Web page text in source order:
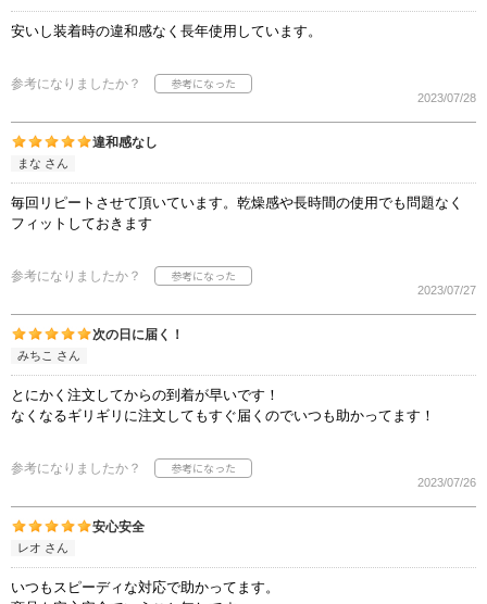
安いし装着時の違和感なく長年使用しています。
参考になりましたか？
2023/07/28
違和感なし
まな さん
毎回リピートさせて頂いています。乾燥感や長時間の使用でも問題なく
フィットしておきます
参考になりましたか？
2023/07/27
次の日に届く！
みちこ さん
とにかく注文してからの到着が早いです！
なくなるギリギリに注文してもすぐ届くのでいつも助かってます！
参考になりましたか？
2023/07/26
安心安全
レオ さん
いつもスピーディな対応で助かってます。